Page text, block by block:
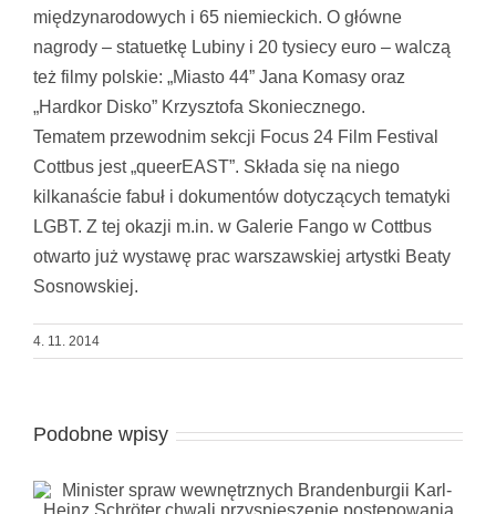
międzynarodowych i 65 niemieckich. O główne
nagrody – statuetkę Lubiny i 20 tysiecy euro – walczą
też filmy polskie: „Miasto 44” Jana Komasy oraz
„Hardkor Disko” Krzysztofa Skoniecznego.
Tematem przewodnim sekcji Focus 24 Film Festival
Cottbus jest „queerEAST”. Składa się na niego
kilkanaście fabuł i dokumentów dotyczących tematyki
LGBT. Z tej okazji m.in. w Galerie Fango w Cottbus
otwarto już wystawę prac warszawskiej artystki Beaty
Sosnowskiej.
4. 11. 2014
Podobne wpisy